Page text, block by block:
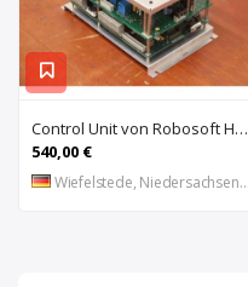
Control Unit von Robosoft HACO – 411-1153 PPES 30135
540,00 €
Wiefelstede, Niedersachsen, DE